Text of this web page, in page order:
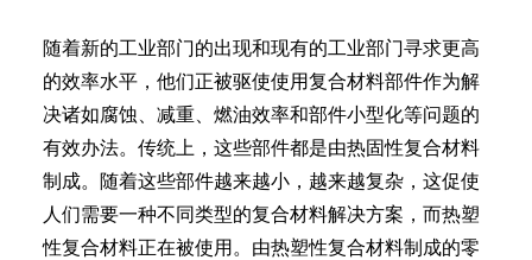
随着新的工业部门的出现和现有的工业部门寻求更高
的效率水平，他们正被驱使使用复合材料部件作为解
决诸如腐蚀、减重、燃油效率和部件小型化等问题的
有效办法。传统上，这些部件都是由热固性复合材料
制成。随着这些部件越来越小，越来越复杂，这促使
人们需要一种不同类型的复合材料解决方案，而热塑
性复合材料正在被使用。由热塑性复合材料制成的零